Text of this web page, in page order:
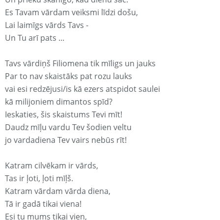
Es Tavam vārdam veiksmi līdzi došu,
Lai laimīgs vārds Tavs -
Un Tu arī pats ...
Tavs vārdiņš Filiomena tik mīligs un jauks
Par to nav skaistāks pat rozu lauks
vai esi redzējusi/is kā ezers atspidot saulei
kā milijoniem dimantos spīd?
Ieskaties, šis skaistums Tevi mīt!
Daudz mīļu vardu Tev šodien veltu
jo vardadiena Tev vairs nebūs rīt!
Katram cilvēkam ir vārds,
Tas ir ļoti, ļoti mīļš.
Katram vārdam vārda diena,
Tā ir gadā tikai viena!
Esi tu mums tikai vien,